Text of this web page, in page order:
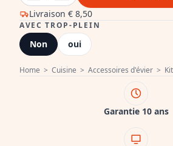
Home > Cuisine > Accessoires d'évier >
Livraison € 8,50
AVEC TROP-PLEIN
Non oui
Garantie 10 ans